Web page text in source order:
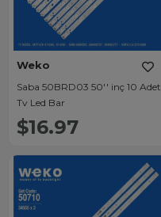
Weko
Saba 50BRD03 50'' inç 10 Adet
Tv Led Bar
$16.97